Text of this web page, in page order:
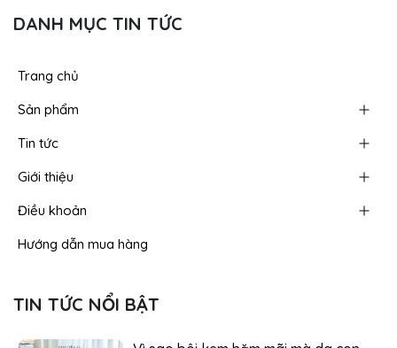
DANH MỤC TIN TỨC
Trang chủ
Sản phẩm
Tin tức
Giới thiệu
Điều khoản
Hướng dẫn mua hàng
TIN TỨC NỔI BẬT